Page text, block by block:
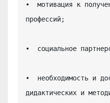
•  мотивация к
профессий;
•  социальное
•  необходимость и
дидактических и